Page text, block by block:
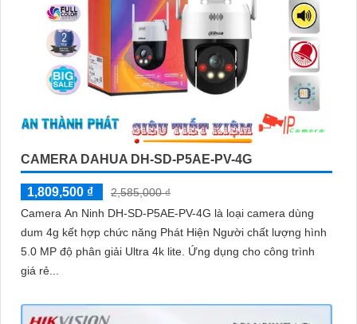
CAMERA DAHUA DH-SD-P5AE-PV-4G
1,809,500 ₫
2,585,000 ₫
Camera An Ninh DH-SD-P5AE-PV-4G là loại camera dùng
dum 4g kết hợp chức năng Phát Hiện Người chất lượng hình
5.0 MP độ phân giải Ultra 4k lite. Ứng dụng cho công trình
giá rẻ...